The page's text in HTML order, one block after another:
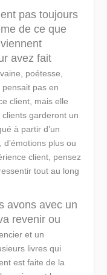
pas toujours
de ce que
avez fait
poétesse,
pas en
client, mais elle
garderont un
à partir d’un
plus ou
client, pensez
tout au long
avons avec un
revenir ou
et un
livres qui
est faite de la